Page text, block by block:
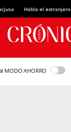
Habla el extranjero
MODO AHORRO